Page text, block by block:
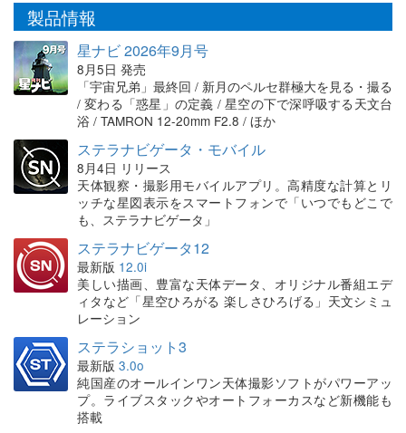
製品情報
星ナビ 2026年9月号
8月5日 発売
「宇宙兄弟」最終回 / 新月のペルセ群極大を見る・撮る
/ 変わる「惑星」の定義 / 星空の下で深呼吸する天文台
浴 / TAMRON 12-20mm F2.8 / ほか
ステラナビゲータ・モバイル
8月4日 リリース
天体観察・撮影用モバイルアプリ。高精度な計算とリ
ッチな星図表示をスマートフォンで「いつでもどこで
も、ステラナビゲータ」
ステラナビゲータ12
最新版 12.0i
美しい描画、豊富な天体データ、オリジナル番組エデ
ィタなど「星空ひろがる 楽しさひろげる」天文シミュ
レーション
ステラショット3
最新版 3.0o
純国産のオールインワン天体撮影ソフトがパワーアッ
プ。ライブスタックやオートフォーカスなど新機能も
搭載